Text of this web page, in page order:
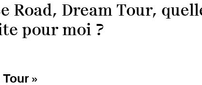
Road, Dream Tour,
pour moi ?
»